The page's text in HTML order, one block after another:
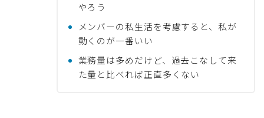
やろう
メンバーの私生活を考慮すると、私が
動くのが一番いい
業務量は多めだけど、過去こなして来
た量と比べれば正直多くない